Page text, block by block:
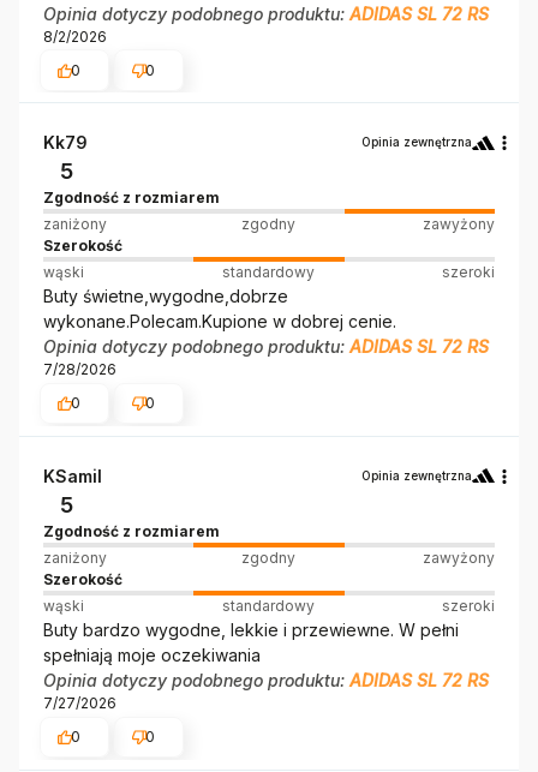
Opinia dotyczy podobnego produktu: ADIDAS SL 72 RS
8/2/2026
0
0
Kk79 Opinia zewnętrzna
5
Zgodność z rozmiarem
zaniżony
zgodny
zawyżony
Szerokość
wąski
standardowy szeroki
Buty świetne,wygodne,dobrze
wykonane.Polecam.Kupione w dobrej cenie.
Opinia dotyczy podobnego produktu:ADIDAS SL 72 RS
7/28/2026
0
0
KSamil Opinia zewnętrzna
5
Zgodność z rozmiarem
zaniżony
zgodny
zawyżony
Szerokość
wąski
standardowy szeroki
Buty bardzo wygodne, lekkie i przewiewne. W pełni
spełniają moje oczekiwania
Opinia dotyczy podobnego produktu: ADIDAS SL 72 RS
7/27/2026
0
0